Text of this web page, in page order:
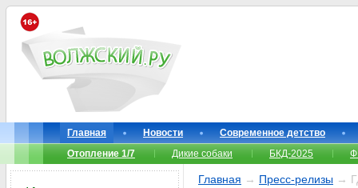
Главная Новости
Современное детство
Отопление 1/7
Дикие собаки БКД-2025
Главная → Пресс-релизы →